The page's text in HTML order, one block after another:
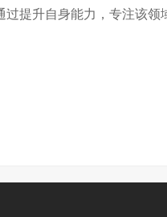
提升自身能力，专注该领